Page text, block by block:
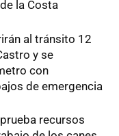
la Costa
al tránsito 12
y se
con
de emergencia
recursos